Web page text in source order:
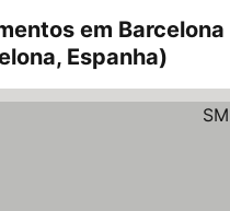
em
Espanha)